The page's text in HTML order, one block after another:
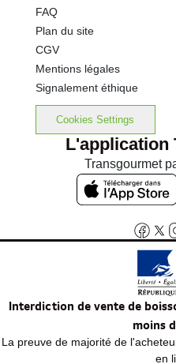
FAQ
Plan du site
CGV
Mentions légales
Signalement éthique
Cookies Settings
L'application
Transgourmet
Interdiction de vente de
moins
La preuve de majorité de
en